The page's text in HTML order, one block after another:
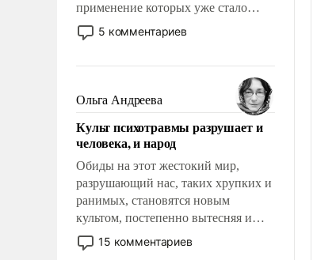
применение которых уже стало
обыденностью. Задача по созданию
такого корабля очень сложна и
реализация радикально поднимет
наши боевые возможности.
5 комментариев
Ольга Андреева
Культ психотравмы разрушает и
человека, и народ
Обиды на этот жестокий мир,
разрушающий нас, таких хрупких и
ранимых, становятся новым
культом, постепенно вытесняя и
отменяя традиционное требование к
человеку – быть мужественным и
15 комментариев